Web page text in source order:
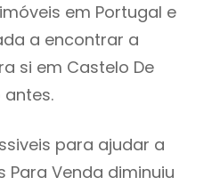
em Portugal e
a encontrar a
si em Castelo De
para ajudar a
Para Venda diminuiu